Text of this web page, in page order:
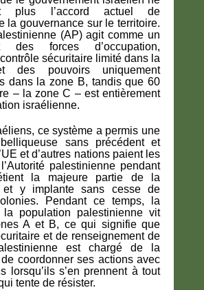
plus l’accord actuel de
la gouvernance sur le territoire.
(AP) agit comme un
des forces d’occupation,
sécuritaire limité dans la
des pouvoirs uniquement
dans la zone B, tandis que 60
– la zone C – est entièrement
israélienne.
ce système a permis une
sans précédent et
et d’autres nations paient les
palestinienne pendant
la majeure partie de la
et y implante sans cesse de
Pendant ce temps, la
la population palestinienne vit
A et B, ce qui signifie que
et de renseignement de
est chargé de la
coordonner ses actions avec
lorsqu’ils s’en prennent à tout
tente de résister.